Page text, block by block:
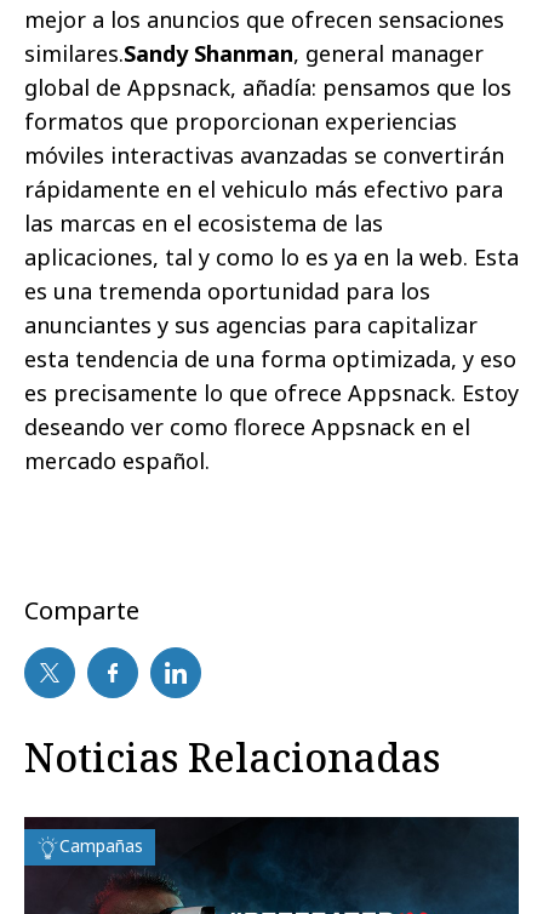
mejor a los anuncios que ofrecen sensaciones
similares.Sandy Shanman, general manager
global de Appsnack, añadía: pensamos que los
formatos que proporcionan experiencias
móviles interactivas avanzadas se convertirán
rápidamente en el vehiculo más efectivo para
las marcas en el ecosistema de las
aplicaciones, tal y como lo es ya en la web. Esta
es una tremenda oportunidad para los
anunciantes y sus agencias para capitalizar
esta tendencia de una forma optimizada, y eso
es precisamente lo que ofrece Appsnack. Estoy
deseando ver como florece Appsnack en el
mercado español.
Comparte
Noticias Relacionadas
Campañas